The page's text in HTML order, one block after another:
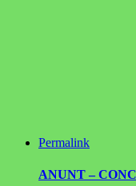
Permalink
ANUNT –